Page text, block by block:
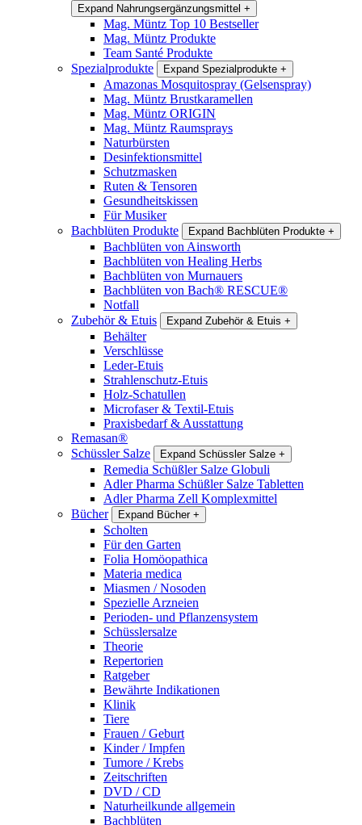
Expand Nahrungsergänzungsmittel +
Mag. Müntz Top 10 Bestseller
Mag. Müntz Produkte
Team Santé Produkte
Spezialprodukte
Expand Spezialprodukte +
Amazonas Mosquitospray (Gelsenspray)
Mag. Müntz Brustkaramellen
Mag. Müntz ORIGIN
Mag. Müntz Raumsprays
Naturbürsten
Desinfektionsmittel
Schutzmasken
Ruten & Tensoren
Gesundheitskissen
Für Musiker
Bachblüten Produkte
Expand Bachblüten Produkte +
Bachblüten von Ainsworth
Bachblüten von Healing Herbs
Bachblüten von Murnauers
Bachblüten von Bach® RESCUE®
Notfall
Zubehör & Etuis
Expand Zubehör & Etuis +
Behälter
Verschlüsse
Leder-Etuis
Strahlenschutz-Etuis
Holz-Schatullen
Microfaser & Textil-Etuis
Praxisbedarf & Ausstattung
Remasan®
Schüssler Salze
Expand Schüssler Salze +
Remedia Schüßler Salze Globuli
Adler Pharma Schüßler Salze Tabletten
Adler Pharma Zell Komplexmittel
Bücher
Expand Bücher +
Scholten
Für den Garten
Folia Homöopathica
Materia medica
Miasmen / Nosoden
Spezielle Arzneien
Perioden- und Pflanzensystem
Schüsslersalze
Theorie
Repertorien
Ratgeber
Bewährte Indikationen
Klinik
Tiere
Frauen / Geburt
Kinder / Impfen
Tumore / Krebs
Zeitschriften
DVD / CD
Naturheilkunde allgemein
Bachblüten